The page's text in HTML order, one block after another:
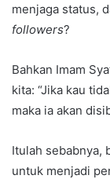
menjaga status,
followers?
Bahkan Imam
kita: “Jika kau
maka ia akan
Itulah sebabnya,
untuk menjadi